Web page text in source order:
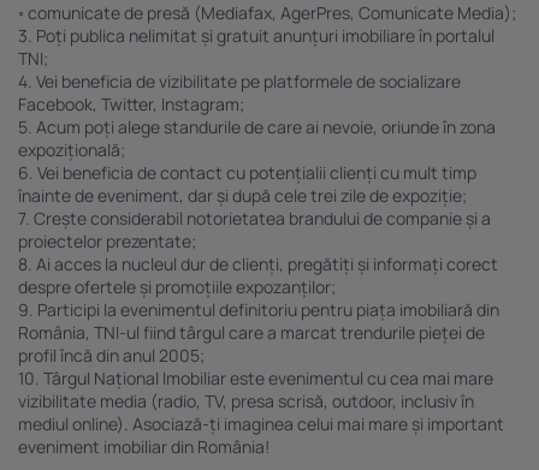
◦ comunicate de presă (Mediafax, AgerPres, Comunicate Media);
3. Poți publica nelimitat și gratuit anunțuri imobiliare în portalul
TNI;
4. Vei beneficia de vizibilitate pe platformele de socializare
Facebook, Twitter, Instagram;
5. Acum poți alege standurile de care ai nevoie, oriunde în zona
expozițională;
6. Vei beneficia de contact cu potențialii clienți cu mult timp
înainte de eveniment, dar și după cele trei zile de expoziție;
7. Crește considerabil notorietatea brandului de companie și a
proiectelor prezentate;
8. Ai acces la nucleul dur de clienți, pregătiți și informați corect
despre ofertele și promoțiile expozanților;
9. Participi la evenimentul definitoriu pentru piața imobiliară din
România, TNI-ul fiind târgul care a marcat trendurile pieței de
profil încă din anul 2005;
10. Târgul Național Imobiliar este evenimentul cu cea mai mare
vizibilitate media (radio, TV, presa scrisă, outdoor, inclusiv în
mediul online). Asociază-ți imaginea celui mai mare și important
eveniment imobiliar din România!